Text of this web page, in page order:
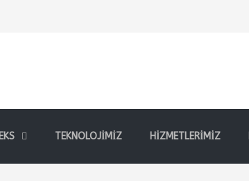
TEKNOLOJIMIZ HIZMETLERIMIZ